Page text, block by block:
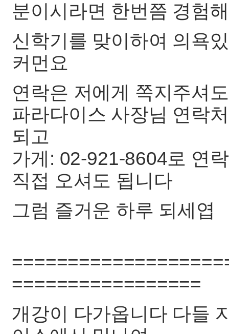
분이시라면 한번쯤 경험
신학기를 맞이하여 의욕
커먼요
연락은 저에게 쪽지주셔
파라다이스 사장님 연락
되고
가게: 02-921-8604로 연
직접 오셔도 됩니다
그럼 즐거운 하루 되세엽
=================
개강이 다가옵니다 다들